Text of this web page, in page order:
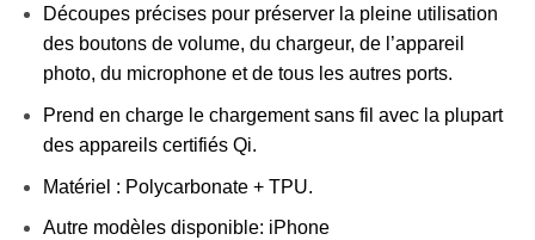
Découpes précises pour préserver la pleine utilisation
des boutons de volume, du chargeur, de l’appareil
photo, du microphone et de tous les autres ports.
Prend en charge le chargement sans fil avec la plupart
des appareils certifiés Qi.
Matériel : Polycarbonate + TPU.
Autre modèles disponible: iPhone